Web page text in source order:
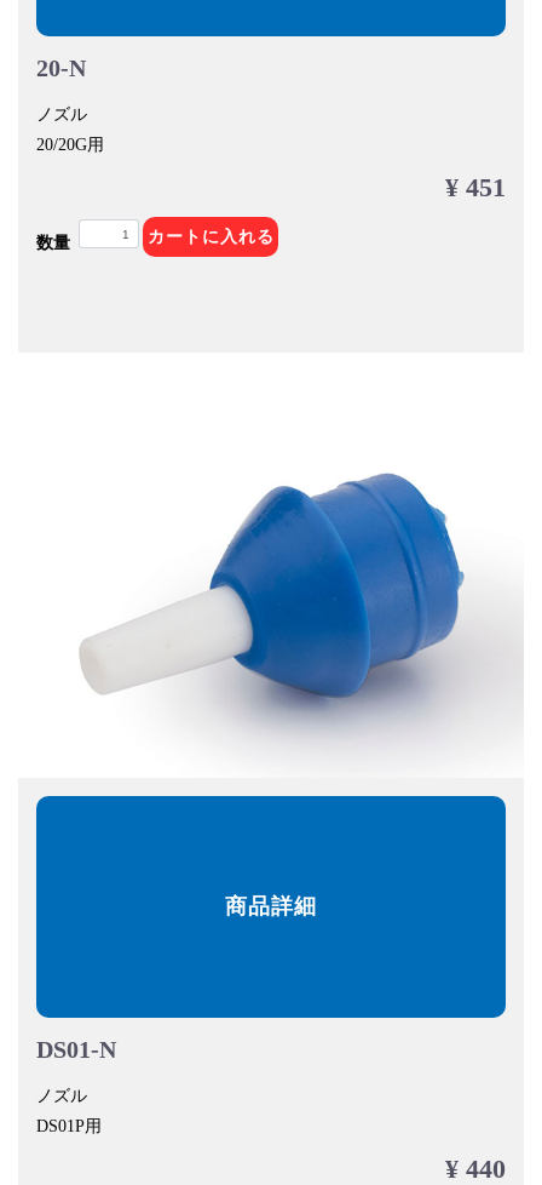
20-N
ノズル
20/20G用
¥ 451
数量 カートに入れる
商品詳細
DS01-N
ノズル
DS01P用
¥ 440